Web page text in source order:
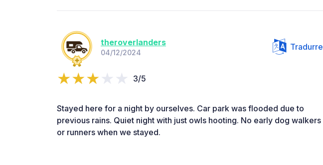
theroverlanders
04/12/2024
Tradurre
3/5
Stayed here for a night by ourselves. Car park was flooded due to
previous rains. Quiet night with just owls hooting. No early dog walkers
or runners when we stayed.